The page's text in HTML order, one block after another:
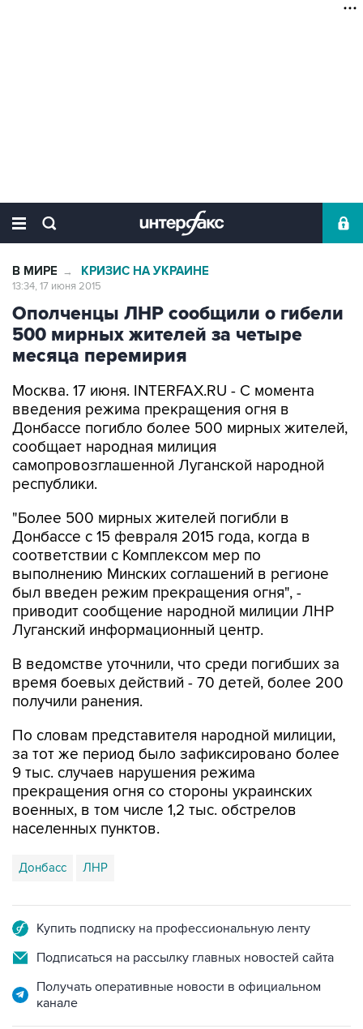
В МИРЕ → КРИЗИС НА УКРАИНЕ
13:34, 17 июня 2015
Ополченцы ЛНР сообщили о гибели
500 мирных жителей за четыре
месяца перемирия
Москва. 17 июня. INTERFAX.RU - С момента
введения режима прекращения огня в
Донбассе погибло более 500 мирных жителей,
сообщает народная милиция
самопровозглашенной Луганской народной
республики.
"Более 500 мирных жителей погибли в
Донбассе с 15 февраля 2015 года, когда в
соответствии с Комплексом мер по
выполнению Минских соглашений в регионе
был введен режим прекращения огня", -
приводит сообщение народной милиции ЛНР
Луганский информационный центр.
В ведомстве уточнили, что среди погибших за
время боевых действий - 70 детей, более 200
получили ранения.
По словам представителя народной милиции,
за тот же период было зафиксировано более
9 тыс. случаев нарушения режима
прекращения огня со стороны украинских
военных, в том числе 1,2 тыс. обстрелов
населенных пунктов.
Донбасс ЛНР
Купить подписку на профессиональную ленту
Подписаться на рассылку главных новостей сайта
Получать оперативные новости в официальном
канале